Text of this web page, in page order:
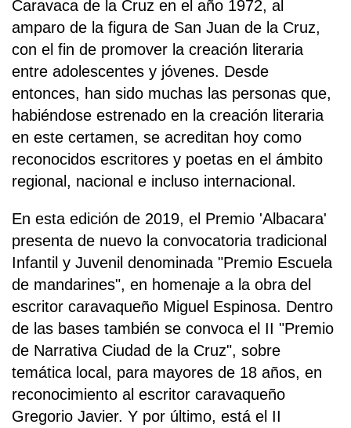
Caravaca de la Cruz en el año 1972, al
amparo de la figura de San Juan de la Cruz,
con el fin de promover la creación literaria
entre adolescentes y jóvenes. Desde
entonces, han sido muchas las personas que,
habiéndose estrenado en la creación literaria
en este certamen, se acreditan hoy como
reconocidos escritores y poetas en el ámbito
regional, nacional e incluso internacional.
En esta edición de 2019, el Premio 'Albacara'
presenta de nuevo la convocatoria tradicional
Infantil y Juvenil denominada "Premio Escuela
de mandarines", en homenaje a la obra del
escritor caravaqueño Miguel Espinosa. Dentro
de las bases también se convoca el II "Premio
de Narrativa Ciudad de la Cruz", sobre
temática local, para mayores de 18 años, en
reconocimiento al escritor caravaqueño
Gregorio Javier. Y por último, está el II